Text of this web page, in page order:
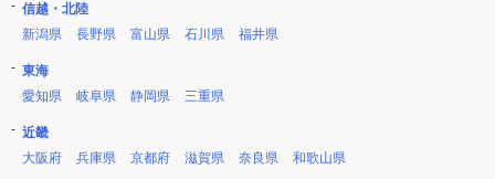
信越・北陸
新潟県
長野県 富山県 石川県 福井県
東海
愛知県
岐阜県 静岡県 三重県
近畿
大阪府
兵庫県 京都府 滋賀県 奈良県 和歌山県